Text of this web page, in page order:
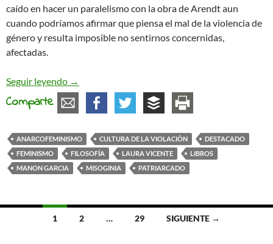
caído en hacer un paralelismo con la obra de Arendt aun
cuando podríamos afirmar que piensa el mal de la violencia de
género y resulta imposible no sentirnos concernidas,
afectadas.
Seguir leyendo Manon Garcia, «Vivir con los hombres.
→
Comparte
ANARCOFEMINISMO CULTURA DE LA VIOLACIÓN
DESTACADO
FEMINISMO
FILOSOFÍA LAURA VICENTE
LIBROS
MANON GARCIA
MISOGINIA PATRIARCADO
1 2 … 29 SIGUIENTE →